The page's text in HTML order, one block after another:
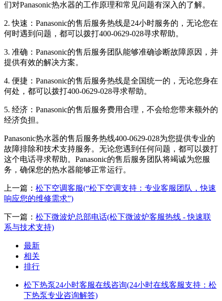
们对Panasonic热水器的工作原理和常见问题有深入的了解。
2. 快速：Panasonic的售后服务热线是24小时服务的，无论您在
何时遇到问题，都可以拨打400-0629-028寻求帮助。
3. 准确：Panasonic的售后服务团队能够准确诊断故障原因，并
提供有效的解决方案。
4. 便捷：Panasonic的售后服务热线是全国统一的，无论您身在
何处，都可以拨打400-0629-028寻求帮助。
5. 经济：Panasonic的售后服务费用合理，不会给您带来额外的
经济负担。
Panasonic热水器的售后服务热线400-0629-028为您提供专业的
故障排除和技术支持服务。无论您遇到任何问题，都可以拨打
这个电话寻求帮助。Panasonic的售后服务团队将竭诚为您服
务，确保您的热水器能够正常运行。
上一篇： 松下空调客服(“松下空调支持：专业客服团队，快速
响应您的维修需求”)
下一篇： 松下微波炉总部电话(松下微波炉客服热线 - 快速联
系与技术支持)
最新
相关
排行
松下热泵24小时客服在线咨询(24小时在线客服支持：松
下热泵专业咨询解答)